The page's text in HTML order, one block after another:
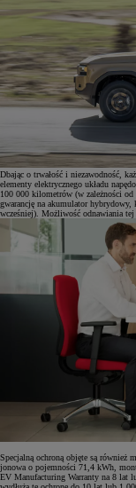
Dbając o trwałość i niezawodność,
elementy elektrycznego układu
100 000 kilometrów (w zależności od
gwarancję na akumulator
wcześniej). Możliwość odnawiania
Specjalną ochroną objęte są również
jonowa o pojemności 71,4 kWh,
EV Manufacturing Warranty na 8 lat